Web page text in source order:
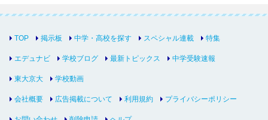
TOP 掲示板 中学・高校を探す スペシャル連載 特集
エデュナビ 学校ブログ 最新トピックス 中学受験速報
東大京大 学校動画
会社概要 広告掲載について 利用規約 プライバシーポリシー